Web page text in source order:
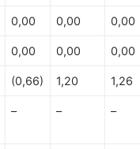
0,00 0,00 0,00
0,00 0,00 0,00
(0,66) 1,20 1,26
– – –